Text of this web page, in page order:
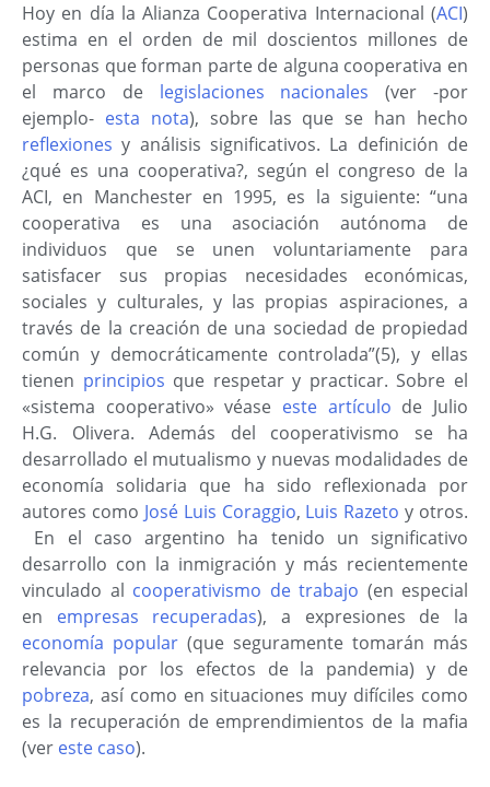
Hoy en día la Alianza Cooperativa Internacional (ACI)
estima en el orden de mil doscientos millones de
personas que forman parte de alguna cooperativa en
el marco de legislaciones nacionales (ver -por
ejemplo- esta nota), sobre las que se han hecho
reflexiones y análisis significativos. La definición de
¿qué es una cooperativa?, según el congreso de la
ACI, en Manchester en 1995, es la siguiente: “una
cooperativa es una asociación autónoma de
individuos que se unen voluntariamente para
satisfacer sus propias necesidades económicas,
sociales y culturales, y las propias aspiraciones, a
través de la creación de una sociedad de propiedad
común y democráticamente controlada”(5), y ellas
tienen principios que respetar y practicar. Sobre el
«sistema cooperativo» véase este artículo de Julio
H.G. Olivera. Además del cooperativismo se ha
desarrollado el mutualismo y nuevas modalidades de
economía solidaria que ha sido reflexionada por
autores como José Luis Coraggio, Luis Razeto y otros.
En el caso argentino ha tenido un significativo
desarrollo con la inmigración y más recientemente
vinculado al cooperativismo de trabajo (en especial
en empresas recuperadas), a expresiones de la
economía popular (que seguramente tomarán más
relevancia por los efectos de la pandemia) y de
pobreza, así como en situaciones muy difíciles como
es la recuperación de emprendimientos de la mafia
(ver este caso).